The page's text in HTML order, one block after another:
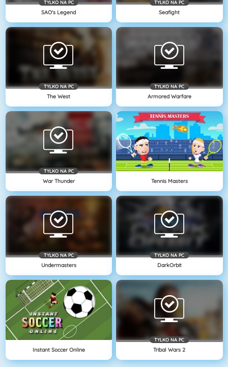
TYLKO NA PC
SAO's Legend
TYLKO NA PC
Seafight
TYLKO NA PC
The West
TYLKO NA PC
Armored Warfare
TYLKO NA PC
War Thunder Tennis Masters
TYLKO NA PC
Undermasters
TYLKO NA PC
DarkOrbit
Instant Soccer Online
TYLKO NA PC
Tribal Wars 2